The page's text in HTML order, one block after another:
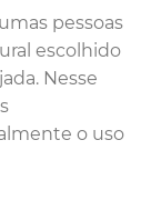
pessoas
escolhido
Nesse
o uso